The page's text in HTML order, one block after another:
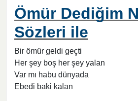
Ömür Dediğim
Sözleri ile
Bir ömür geldi geçti
Her şey boş her şey yalan
Var mı habu dünyada
Ebedi baki kalan